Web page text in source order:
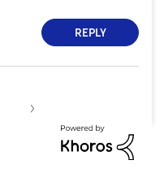
REPLY